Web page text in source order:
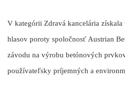
V kategórii Zdravá kancelária
hlasov poroty spoločnosť Austrian
závodu na výrobu betónových
používateľsky príjemných a